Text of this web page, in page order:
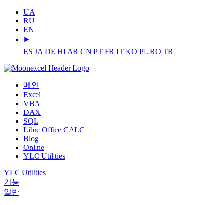
UA
RU
EN
⯈
ES JA DE HI AR CN PT FR IT KO PL RO TR
메인
Excel
VBA
DAX
SQL
Libre Office CALC
Blog
Online
YLC Utilities
YLC Utilities
기능
일반